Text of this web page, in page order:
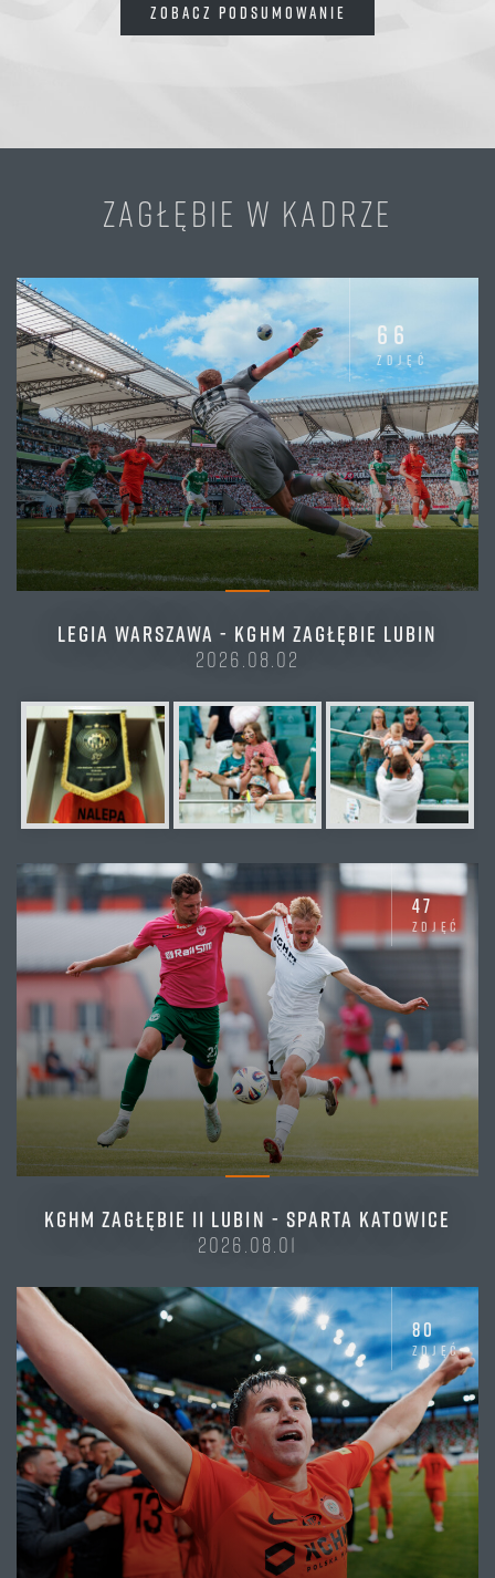
ZOBACZ PODSUMOWANIE
ZAGŁĘBIE W KADRZE
66
zdjęć
LEGIA WARSZAWA - KGHM ZAGŁĘBIE LUBIN
2026.08.02
47
zdjęć
KGHM ZAGŁĘBIE II LUBIN - SPARTA KATOWICE
2026.08.01
80
zdjęć